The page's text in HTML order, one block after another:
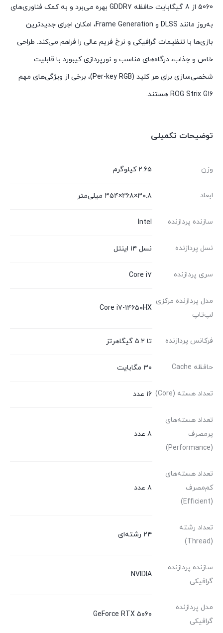
5060 از 8 گیگابایت حافظه GDDR7 بهره می‌برد و به کمک فناوری‌های
به‌روز مانند DLSS و Frame Generation، امکان اجرای جدیدترین
بازی‌ها با تنظیمات گرافیکی و نرخ فریم عالی را فراهم می‌کند. طراحی
خاص و جذاب، درگاه‌های مناسب و نورپردازی کیبورد با قابلیت
شخصی‌سازی برای هر کلید (Per-key RGB)، برخی از ویژگی‌های مهم
ROG Strix G16 هستند.
توضیحات تکمیلی
وزن ۲.۶۵ کیلوگرم
ابعاد ۳۰.۸×۲۶۸×۳۵۴ میلی‌متر
سازنده پردازنده Intel
نسل پردازنده نسل ۱۴ اینتل
سری پردازنده Core i۷
مدل پردازنده مرکزی
لپ‌تاپ
Core i۷-۱۴۶۵۰HX
فرکانس پردازنده تا ۵.۲ گیگاهرتز
حافظه Cache ۳۰ مگابایت
تعداد هسته (Core) ۱۶ عدد
تعداد هسته‌های
پرمصرف
(Performance)
۸ عدد
تعداد هسته‌های
کم‌مصرف
(Efficient)
۸ عدد
تعداد رشته
(Thread)
۲۴ رشته‌ای
سازنده پردازنده
گرافیکی
NVIDIA
مدل پردازنده
گرافیکی
GeForce RTX ۵۰۶۰